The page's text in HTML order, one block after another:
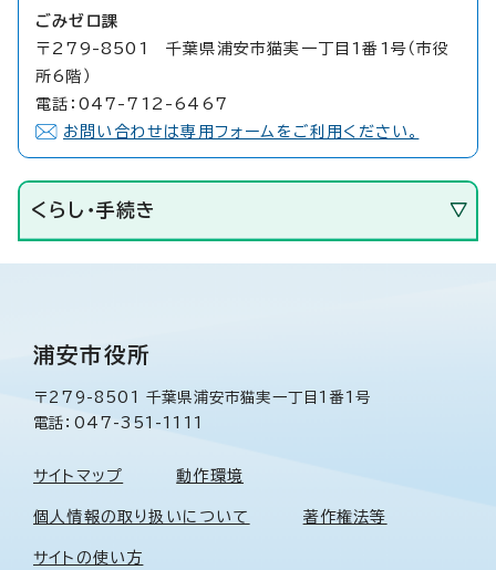
ごみゼロ課
〒279-8501 千葉県浦安市猫実一丁目1番1号（市役
所6階）
電話：047-712-6467
お問い合わせは専用フォームをご利用ください。
くらし・手続き
浦安市役所
〒279-8501 千葉県浦安市猫実一丁目1番1号
電話：047-351-1111
サイトマップ 動作環境
個人情報の取り扱いについて 著作権法等
サイトの使い方